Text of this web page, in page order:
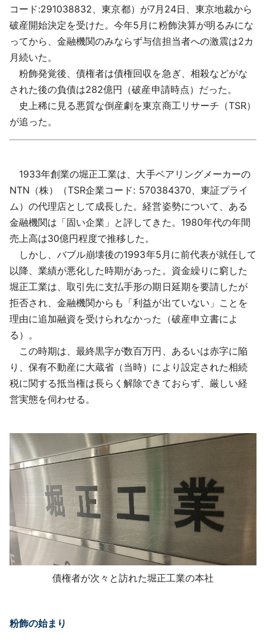
English
コード:291038832、東京都）が7月24日、東京地裁から
破産開始決定を受けた。今年5月に粉飾決算が明るみにな
ってから、金融機関のみならず与信担当者への激震は2カ
月続いた。
粉飾発覚後、債権者は債権回収を急ぎ、相殺などがな
された後の負債は282億円（破産申請時点）だった。
史上稀に見る悪質な倒産劇を東京商工リサーチ（TSR）
が追った。
1933年創業の堀正工業は、大手ベアリングメーカーの
NTN（株）（TSR企業コード: 570384370、東証プライ
ム）の代理店として成長した。経営姿勢について、ある
金融機関は「固い企業」と評してきた。1980年代の年間
売上高は30億円程度で推移した。
しかし、バブル崩壊後の1993年5月に前代表が就任して
以降、業績が悪化した時期があった。資金繰りに窮した
堀正工業は、取引先に支払手形の期日延期を要請したが
拒否され、金融機関からも「利益が出ていない」ことを
理由に追加融資を受けられなかった（破産申立書によ
る）。
この時期は、最終黒字が数百万円、あるいは赤字に陥
り、保有不動産に大蔵省（当時）により設定された相続
税に関する抵当権は長らく解除できておらず、厳しい経
営実態を伺わせる。
債権者が次々と訪れた堀正工業の本社
粉飾の始まり